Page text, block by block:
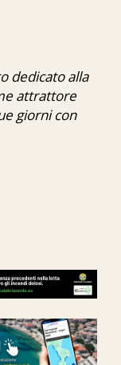
dedicato alla
attrattore
giorni con